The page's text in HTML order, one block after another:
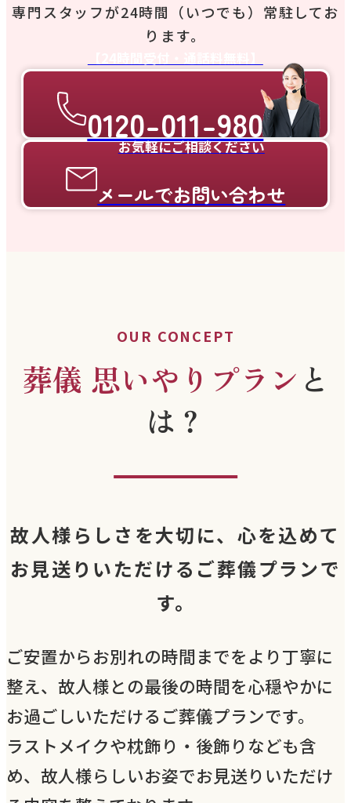
専門スタッフが24時間（いつでも）常駐してお
ります。
0120-011-980
お気軽にご相談ください
メールでお問い合わせ
OUR CONCEPT
葬儀 思いやりプラン と
は？
故人様らしさを大切に、心を込めて
お見送りいただけるご葬儀プランで
す。
ご安置からお別れの時間までをより丁寧に
整え、故人様との最後の時間を心穏やかに
お過ごしいただけるご葬儀プランです。
ラストメイクや枕飾り・後飾りなども含
め、故人様らしいお姿でお見送りいただけ